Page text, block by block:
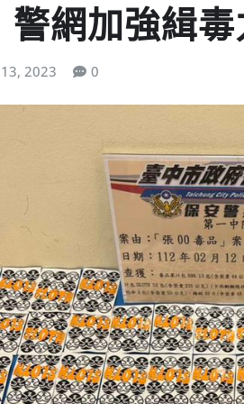
警網加強緝
2023 0